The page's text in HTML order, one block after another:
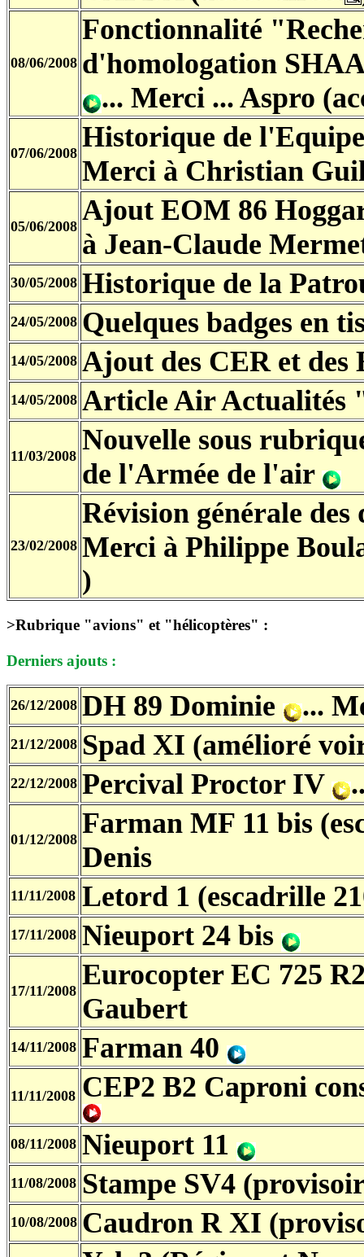
08/06/2008
Fonctionnalité
d'homologation
... Merci ... Aspro
07/06/2008 Historique de
Merci à Christian
05/06/2008 Ajout EOM 86
à Jean-Claude
30/05/2008 Historique de la
24/05/2008 Quelques badges en
14/05/2008 Ajout des CER et
14/05/2008 Article Air
11/03/2008 Nouvelle sous
de l'Armée de l'air
23/02/2008
Révision générale
Merci à Philippe
)
>Rubrique "avions" et "hélicoptères" :
Derniers ajouts :
26/12/2008 DH 89 Dominie ...
21/12/2008 Spad XI (amélioré
22/12/2008 Percival Proctor IV
01/12/2008 Farman MF 11 bis
Denis
11/11/2008 Letord 1 (escadrille
17/11/2008 Nieuport 24 bis
17/11/2008 Eurocopter EC 725
Gaubert
14/11/2008 Farman 40
11/11/2008 CEP2 B2 Caproni
08/11/2008 Nieuport 11
11/08/2008 Stampe SV4
10/08/2008 Caudron R XI